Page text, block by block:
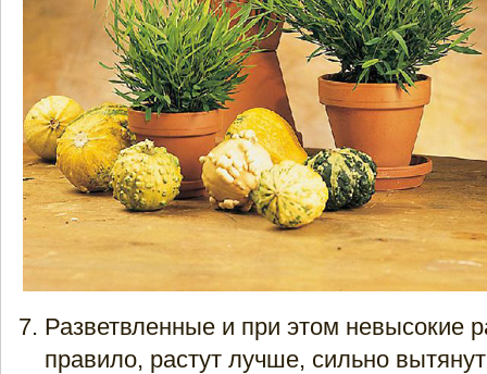
Разветвленные и при этом невысокие
правило, растут лучше, сильно